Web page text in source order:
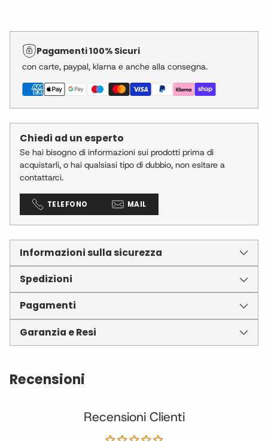
del
prodotto
carrello
Pagamenti 100% Sicuri
con carte, paypal, klarna e anche alla consegna.
Chiedi ad un esperto
Se hai bisogno di informazioni sui prodotti prima di
acquistarli, o hai qualsiasi tipo di dubbio, non esitare a
contattarci.
TELEFONO MAIL
Informazioni sulla sicurezza
Spedizioni
Pagamenti
Garanzia e Resi
Recensioni
Recensioni Clienti